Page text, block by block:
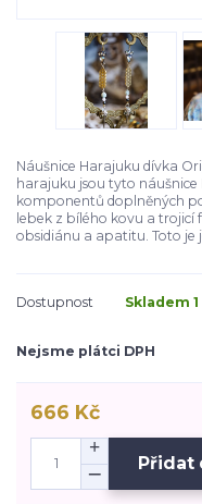
Náušnice Harajuku dívka
harajuku jsou tyto
komponentů doplněných
lebek z bílého kovu a
obsidiánu a apatitu. Toto je
Dostupnost Skladem 1
Nejsme plátci DPH
666 Kč
Přidat